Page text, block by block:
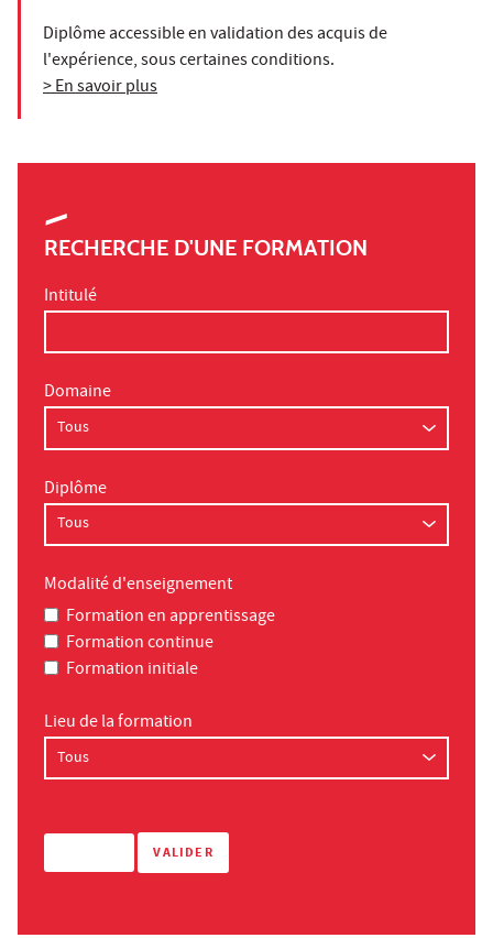
Diplôme accessible en validation des acquis de
l'expérience, sous certaines conditions.
> En savoir plus
RECHERCHE D'UNE FORMATION
Intitulé
Domaine
Diplôme
Modalité d'enseignement
Formation en apprentissage
Formation continue
Formation initiale
Lieu de la formation